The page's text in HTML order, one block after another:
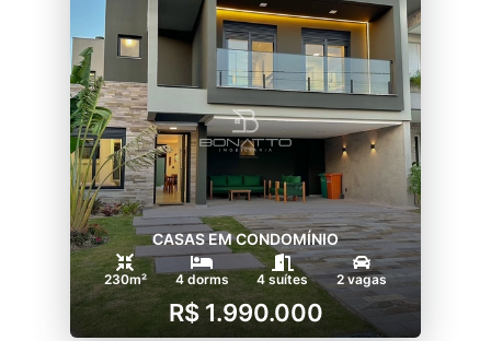
CASAS EM CONDOMÍNIO
230m² 4 dorms 4 suítes 2 vagas
R$ 1.990.000